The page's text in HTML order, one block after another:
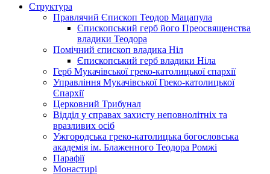
Структура
Правлячий Єпископ Теодор Мацапула
Єпископський герб його Преосвященства
владики Теодора
Помічний єпископ владика Ніл
Єпископський герб владики Ніла
Герб Мукачівської греко-католицької єпархії
Управління Мукачівської Греко-католицької
Єпархії
Церковний Трибунал
Відділ у справах захисту неповнолітніх та
вразливих осіб
Ужгородська греко-католицька богословська
академія ім. Блаженного Теодора Ромжі
Парафії
Монастирі